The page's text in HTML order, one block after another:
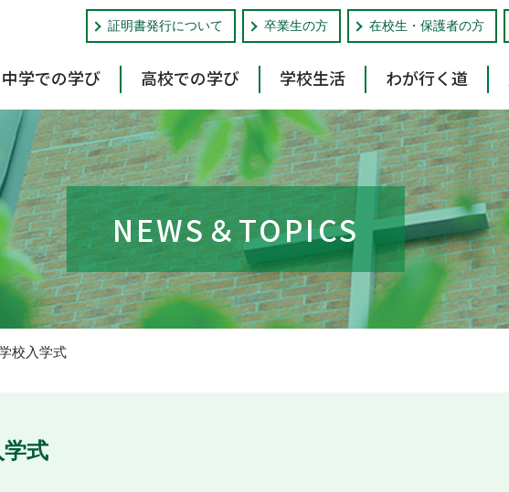
在校生・保護者の方
卒業生の方
証明書発行について
中学での学び 高校での学び 学校生活 わが行く道
NEWS＆TOPICS
校入学式
式